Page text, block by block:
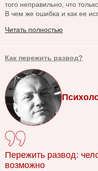
того неправильно, что
В чем же ошибка и как ее
Читать полностью
Как пережить развод?
Пережить развод:
возможно